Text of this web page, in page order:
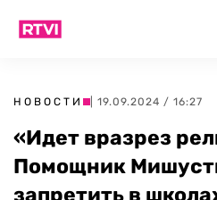
НОВОСТИ | 19.09.2024 / 16:27
«Идет вразрез
Помощник
запретить в